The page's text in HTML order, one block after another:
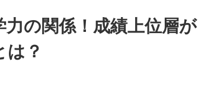
の関係！成績上位層が
は？